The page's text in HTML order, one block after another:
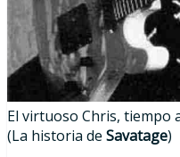
El virtuoso Chris, tiempo
(La historia de Savatage)